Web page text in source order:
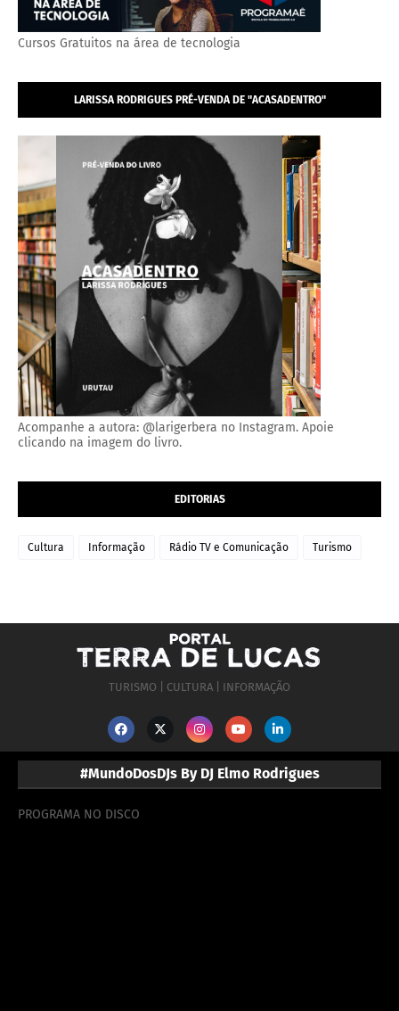
Cursos Gratuitos na área de tecnologia
LARISSA RODRIGUES PRÉ-VENDA DE "ACASADENTRO"
Acompanhe a autora: @larigerbera no Instagram. Apoie
clicando na imagem do livro.
EDITORIAS
Cultura Informação Rádio TV e Comunicação Turismo
TURISMO | CULTURA | INFORMAÇÃO
#MundoDosDJs By DJ Elmo Rodrigues
PROGRAMA NO DISCO